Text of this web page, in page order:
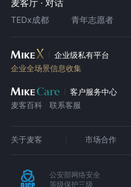
麦客厅 · 对话
TEDx成都 青年志愿者
企业级私有平台
企业全场景信息收集
客户服务中心
麦客百科
联系客服
关于麦客 市场合作
公安部网络安全
等级保护三级